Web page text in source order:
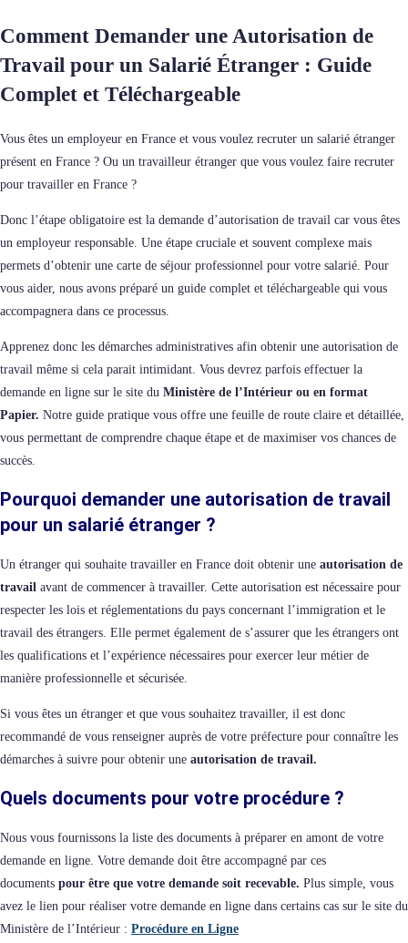
Comment Demander une Autorisation de
Travail pour un Salarié Étranger : Guide
Complet et Téléchargeable
Vous êtes un employeur en France et vous voulez recruter un salarié étranger
présent en France ? Ou un travailleur étranger que vous voulez faire recruter
pour travailler en France ?
Donc l’étape obligatoire est la demande d’autorisation de travail car vous êtes
un employeur responsable. Une étape cruciale et souvent complexe mais
permets d’obtenir une carte de séjour professionnel pour votre salarié. Pour
vous aider, nous avons préparé un guide complet et téléchargeable qui vous
accompagnera dans ce processus.
Apprenez donc les démarches administratives afin obtenir une autorisation de
travail même si cela parait intimidant. Vous devrez parfois effectuer la
demande en ligne sur le site du Ministère de l’Intérieur ou en format
Papier. Notre guide pratique vous offre une feuille de route claire et détaillée,
vous permettant de comprendre chaque étape et de maximiser vos chances de
succès.
Pourquoi demander une autorisation de travail
pour un salarié étranger ?
Un étranger qui souhaite travailler en France doit obtenir une autorisation de
travail avant de commencer à travailler. Cette autorisation est nécessaire pour
respecter les lois et réglementations du pays concernant l’immigration et le
travail des étrangers. Elle permet également de s’assurer que les étrangers ont
les qualifications et l’expérience nécessaires pour exercer leur métier de
manière professionnelle et sécurisée.
Si vous êtes un étranger et que vous souhaitez travailler, il est donc
recommandé de vous renseigner auprès de votre préfecture pour connaître les
démarches à suivre pour obtenir une autorisation de travail.
Quels documents pour votre procédure ?
Nous vous fournissons la liste des documents à préparer en amont de votre
demande en ligne. Votre demande doit être accompagné par ces
documents pour être que votre demande soit recevable. Plus simple, vous
avez le lien pour réaliser votre demande en ligne dans certains cas sur le site du
Ministère de l’Intérieur : Procédure en Ligne